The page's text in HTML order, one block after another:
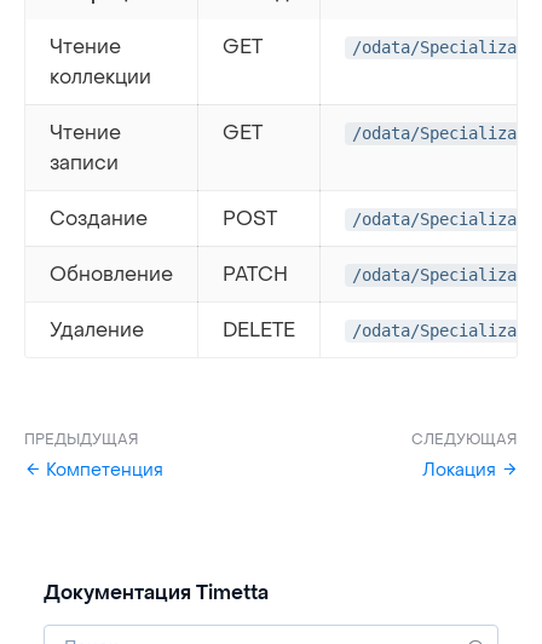
Документация Timetta
Чтение
коллекции
GET /odata/
Чтение
записи
GET /odata/
Создание POST /odata/
Обновление PATCH /odata/
Удаление DELETE /odata/
ПРЕДЫДУЩАЯ
Компетенция
СЛЕДУЮЩАЯ
Локация